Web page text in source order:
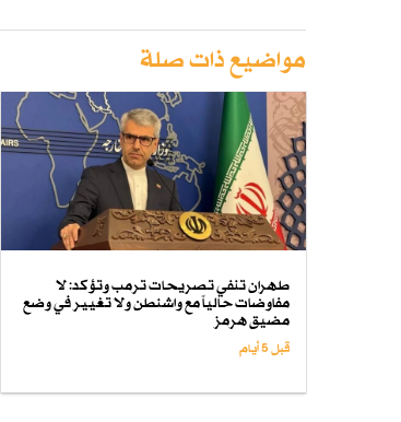
مواضيع ذات صلة
طهران تنفي تصريحات ترمب وتؤكد: لا
مفاوضات حالياً مع واشنطن ولا تغيير في وضع
مضيق هرمز
قبل 5 أيام